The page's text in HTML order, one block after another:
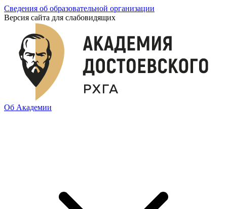
Сведения об образовательной организации
Версия сайта для слабовидящих
Об Академии